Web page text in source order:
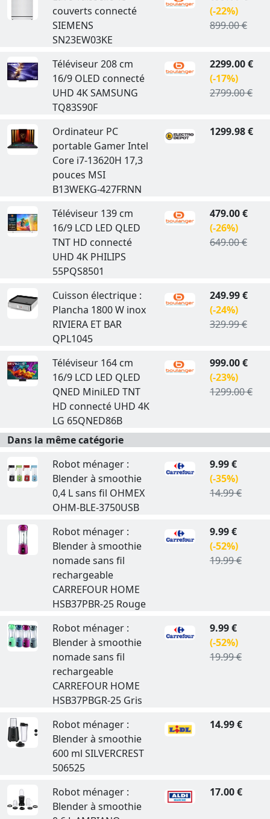
couverts connecté
SIEMENS
SN23EW03KE
(-22%)
899.00 €
Téléviseur 208 cm
16/9 OLED connecté
UHD 4K SAMSUNG
TQ83S90F
2299.00 €
(-17%)
2799.00 €
Ordinateur PC
portable Gamer Intel
Core i7-13620H 17,3
pouces MSI
B13WEKG-427FRNN
1299.98 €
Téléviseur 139 cm
16/9 LCD LED QLED
TNT HD connecté
UHD 4K PHILIPS
55PQS8501
479.00 €
(-26%)
649.00 €
Cuisson électrique :
Plancha 1800 W inox
RIVIERA ET BAR
QPL1045
249.99 €
(-24%)
329.99 €
Téléviseur 164 cm
16/9 LCD LED QLED
QNED MiniLED TNT
HD connecté UHD 4K
LG 65QNED86B
999.00 €
(-23%)
1299.00 €
Dans la même catégorie
Robot ménager :
Blender à smoothie
0,4 L sans fil OHMEX
OHM-BLE-3750USB
9.99 €
(-35%)
14.99 €
Robot ménager :
Blender à smoothie
nomade sans fil
rechargeable
CARREFOUR HOME
HSB37PBR-25 Rouge
9.99 €
(-52%)
19.99 €
Robot ménager :
Blender à smoothie
nomade sans fil
rechargeable
CARREFOUR HOME
HSB37PBGR-25 Gris
9.99 €
(-52%)
19.99 €
Robot ménager :
Blender à smoothie
600 ml SILVERCREST
506525
14.99 €
Robot ménager :
Blender à smoothie
17.00 €